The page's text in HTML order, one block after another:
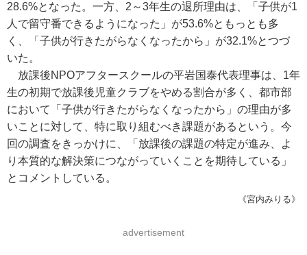
28.6%となった。一方、2～3年生の退所理由は、「子供が1
人で留守番できるようになった」が53.6%ともっとも多
く、「子供が行きたがらなくなったから」が32.1%とつづ
いた。
放課後NPOアフタースクールの平岩国泰代表理事は、1年
生の初期で放課後児童クラブをやめる割合が多く、都市部
において「子供が行きたがらなくなったから」の理由が多
いことに対して、特に取り組むべき課題があるという。今
回の調査をきっかけに、「放課後の課題の特定が進み、よ
り本質的な解決策につながっていくことを期待している」
とコメントしている。
《宮内みりる》
advertisement